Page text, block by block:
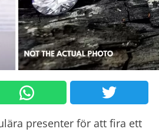
presenter för att fira ett